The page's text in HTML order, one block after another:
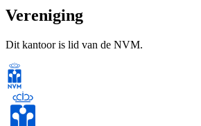
Vereniging
Dit kantoor is lid van de NVM.